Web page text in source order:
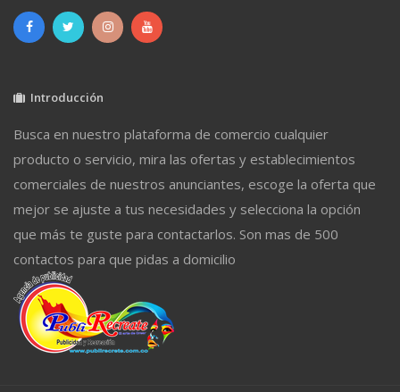
Introducción
Busca en nuestro plataforma de comercio cualquier
producto o servicio, mira las ofertas y establecimientos
comerciales de nuestros anunciantes, escoge la oferta que
mejor se ajuste a tus necesidades y selecciona la opción
que más te guste para contactarlos. Son mas de 500
contactos para que pidas a domicilio